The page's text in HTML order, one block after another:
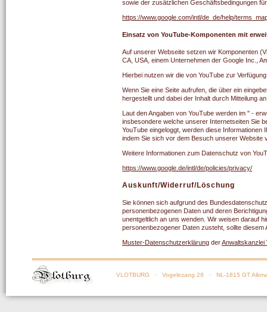
sowie der zusätzlichen Geschäftsbedingungen für
https://www.google.com/intl/de_de/help/
Einsatz von YouTube-Komponenten mit
Auf unserer Webseite setzen wir Komponenten
CA, USA, einem Unternehmen der Google Inc.,
Hierbei nutzen wir die von YouTube zur
Wenn Sie eine Seite aufrufen, die über ein
hergestellt und dabei der Inhalt durch Mitteilung
Laut den Angaben von YouTube werden im " -
insbesondere welche unserer Internetseiten Sie
YouTube eingeloggt, werden diese
indem Sie sich vor dem Besuch unserer Website
Weitere Informationen zum Datenschutz von
https://www.google.de/intl/de/policies/privacy/
Auskunft/Widerruf/Löschung
Sie können sich aufgrund des
personenbezogenen Daten und deren
unentgeltlich an uns wenden. Wir weisen darauf
personenbezogener Daten zusteht, sollte
Muster-Datenschutzerklärung derAnwaltskanzlei
VLOTBURG · Vogelezang 28 · NL-1815 GT